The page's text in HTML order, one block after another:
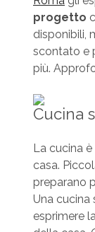
progetto
disponibili,
scontato e
più.
Cucina
La cucina
casa.
preparano
Una cucina
esprimere